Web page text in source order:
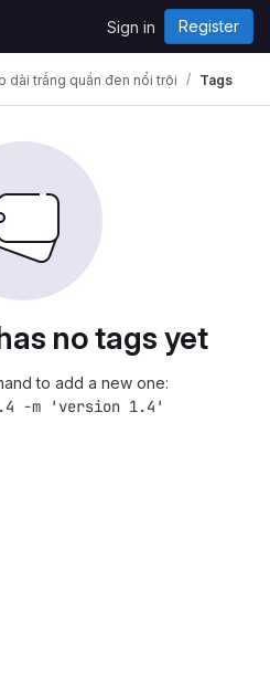
Sign in Register
dài trắng quần đen nổi trội Tags
no tags yet
to add a new one:
-m 'version 1.4'